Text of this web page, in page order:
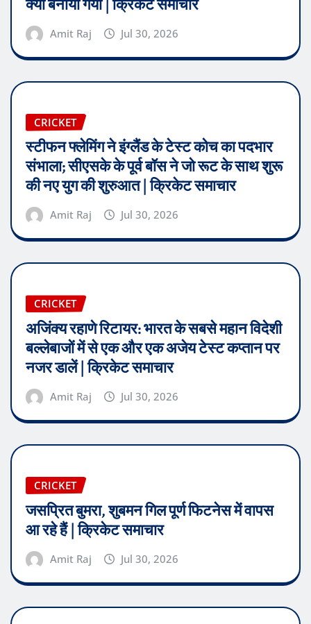
क्यों बनाया गया | क्रिकेट समाचार
Amit Raj Jul 30, 2026
CRICKET
स्टीफन फ्लेमिंग ने इंग्लैंड के टेस्ट कोच का पदभार
संभाला; सीएसके के पूर्व बॉस ने जो रूट के साथ शुरू
की नए युग की शुरुआत | क्रिकेट समाचार
Amit Raj Jul 30, 2026
CRICKET
अजिंक्य रहाणे रिटायर: भारत के सबसे महान विदेशी
बल्लेबाजों में से एक और एक अजेय टेस्ट कप्तान पर
नजर डालें | क्रिकेट समाचार
Amit Raj Jul 30, 2026
CRICKET
जसप्रित बुमरा, शुबमन गिल पूर्ण फिटनेस में वापस
आ रहे हैं | क्रिकेट समाचार
Amit Raj Jul 30, 2026